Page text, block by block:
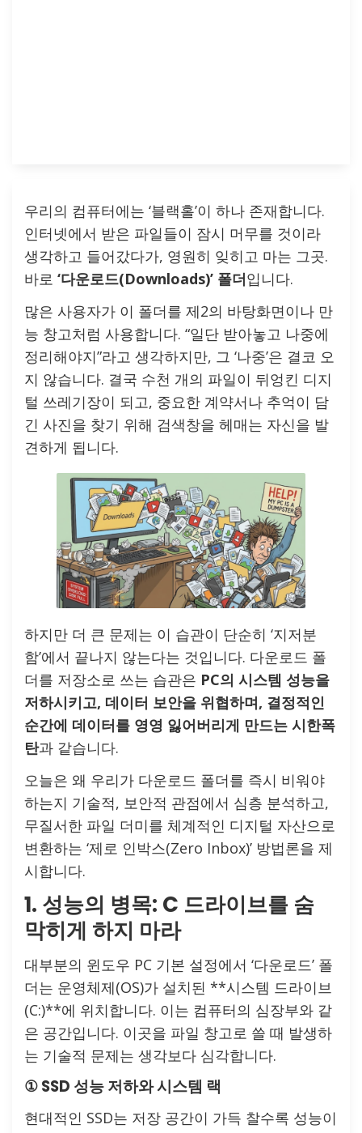
우리의 컴퓨터에는 ‘블랙홀’이 하나 존재합니다.
인터넷에서 받은 파일들이 잠시 머무를 것이라
생각하고 들어갔다가, 영원히 잊히고 마는 그곳.
바로 ‘다운로드(Downloads)’ 폴더입니다.
많은 사용자가 이 폴더를 제2의 바탕화면이나 만
능 창고처럼 사용합니다. “일단 받아놓고 나중에
정리해야지”라고 생각하지만, 그 ‘나중’은 결코 오
지 않습니다. 결국 수천 개의 파일이 뒤엉킨 디지
털 쓰레기장이 되고, 중요한 계약서나 추억이 담
긴 사진을 찾기 위해 검색창을 헤매는 자신을 발
견하게 됩니다.
하지만 더 큰 문제는 이 습관이 단순히 ‘지저분
함’에서 끝나지 않는다는 것입니다. 다운로드 폴
더를 저장소로 쓰는 습관은 PC의 시스템 성능을
저하시키고, 데이터 보안을 위협하며, 결정적인
순간에 데이터를 영영 잃어버리게 만드는 시한폭
탄과 같습니다.
오늘은 왜 우리가 다운로드 폴더를 즉시 비워야
하는지 기술적, 보안적 관점에서 심층 분석하고,
무질서한 파일 더미를 체계적인 디지털 자산으로
변환하는 ‘제로 인박스(Zero Inbox)’ 방법론을 제
시합니다.
1. 성능의 병목: C 드라이브를 숨
막히게 하지 마라
대부분의 윈도우 PC 기본 설정에서 ‘다운로드’ 폴
더는 운영체제(OS)가 설치된 **시스템 드라이브
(C:)**에 위치합니다. 이는 컴퓨터의 심장부와 같
은 공간입니다. 이곳을 파일 창고로 쓸 때 발생하
는 기술적 문제는 생각보다 심각합니다.
① SSD 성능 저하와 시스템 랙
현대적인 SSD는 저장 공간이 가득 찰수록 성능이